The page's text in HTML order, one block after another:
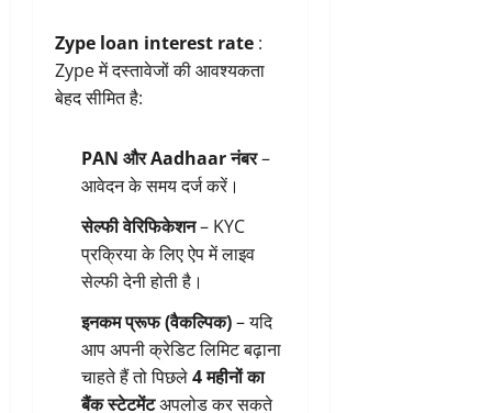
Zype loan interest rate :
Zype में दस्तावेजों की आवश्यकता
बेहद सीमित है:
PAN और Aadhaar नंबर–
आवेदन के समय दर्ज करें।
सेल्फी वेरिफिकेशन– KYC
प्रक्रिया के लिए ऐप में लाइव
सेल्फी देनी होती है।
इनकम प्रूफ (वैकल्पिक)– यदि
आप अपनी क्रेडिट लिमिट बढ़ाना
चाहते हैं तो पिछले4 महीनों का
बैंक स्टेटमेंटअपलोड कर सकते